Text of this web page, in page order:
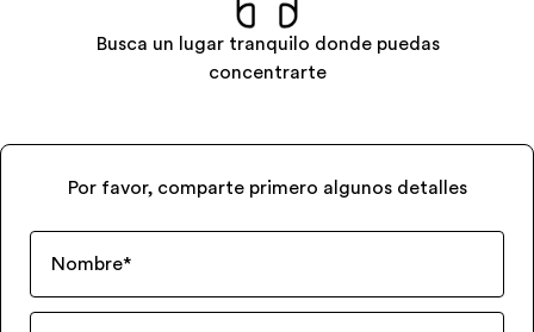
Busca un lugar tranquilo donde puedas
concentrarte
Por favor, comparte primero algunos detalles
Nombre*